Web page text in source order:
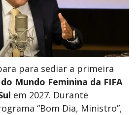
para sediar a primeira
Mundo Feminina da FIFA
em 2027. Durante
“Bom Dia, Ministro”,